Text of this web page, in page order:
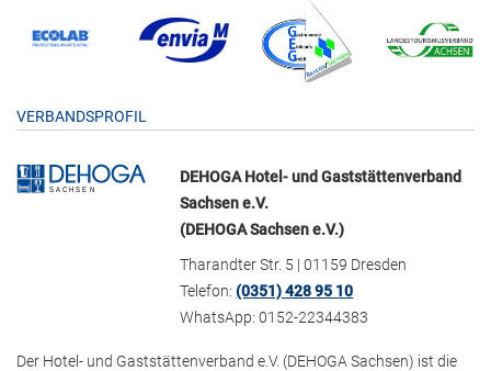
VERBANDSPROFIL
DEHOGA Hotel- und Gaststättenverband
Sachsen e.V.
(DEHOGA Sachsen e.V.)
Tharandter Str. 5 | 01159 Dresden
Telefon:(0351) 428 95 10
WhatsApp: 0152-22344383
Der Hotel- und Gaststättenverband e.V. (DEHOGA Sachsen) ist die